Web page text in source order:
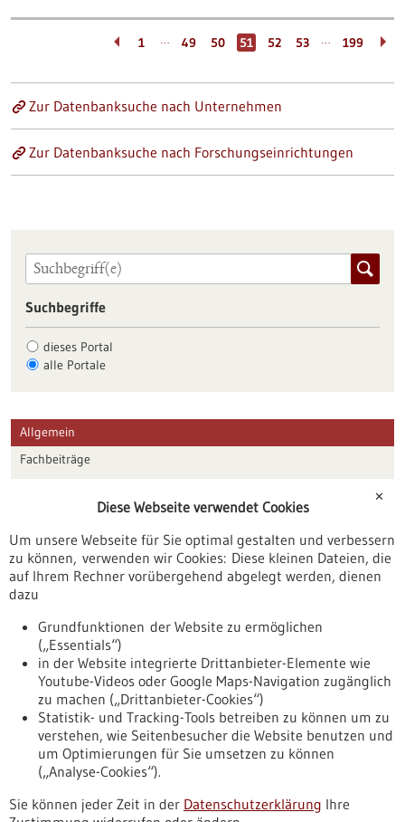
1 … 49 50 51 52 53 … 199
Zur Datenbanksuche nach Unternehmen
Zur Datenbanksuche nach Forschungseinrichtungen
Suchbegriffe
dieses Portal
alle Portale
Allgemein
Fachbeiträge
Veranstaltungen
Erscheinungsdatum
Nach oben
Informiert bleiben
✕
Diese Webseite verwendet Cookies
Um unsere Webseite für Sie optimal gestalten und verbessern
zu können, verwenden wir Cookies: Diese kleinen Dateien, die
auf Ihrem Rechner vorübergehend abgelegt werden, dienen
dazu
Grundfunktionen der Website zu ermöglichen
(„Essentials“)
in der Website integrierte Drittanbieter-Elemente wie
Youtube-Videos oder Google Maps-Navigation zugänglich
zu machen („Drittanbieter-Cookies“)
Statistik- und Tracking-Tools betreiben zu können um zu
verstehen, wie Seitenbesucher die Website benutzen und
um Optimierungen für Sie umsetzen zu können
(„Analyse-Cookies“).
Sie können jeder Zeit in der Datenschutzerklärung Ihre